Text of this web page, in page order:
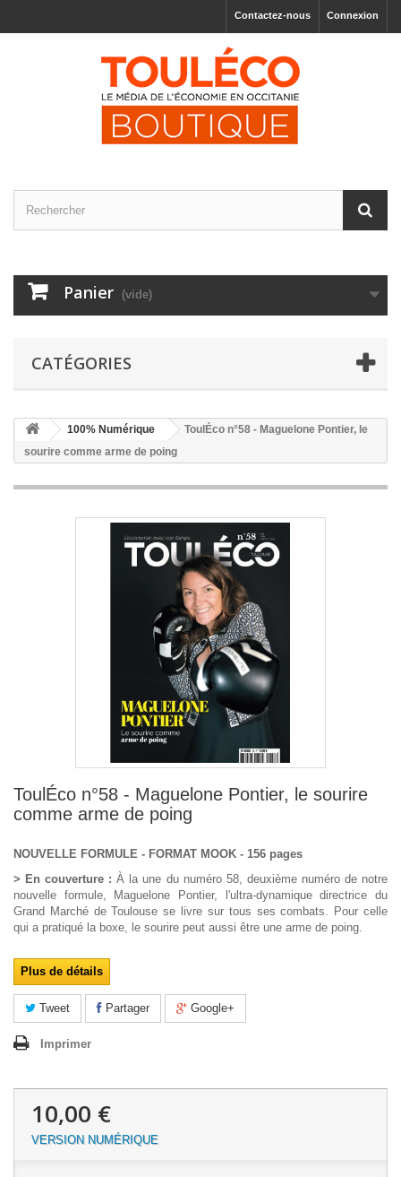
Connexion
Contactez-nous
Panier (vide)
CATÉGORIES
100% Numérique
ToulÉco n°58 - Maguelone Pontier, le
sourire comme arme de poing
ToulÉco n°58 - Maguelone Pontier, le sourire
comme arme de poing
NOUVELLE FORMULE - FORMAT MOOK - 156 pages
> En couverture : À la une du numéro 58, deuxième numéro de notre
nouvelle formule, Maguelone Pontier, l'ultra-dynamique directrice du
Grand Marché de Toulouse se livre sur tous ses combats. Pour celle
qui a pratiqué la boxe, le sourire peut aussi être une arme de poing.
Plus de détails
Tweet Partager Google+
Imprimer
10,00 €
VERSION NUMÉRIQUE